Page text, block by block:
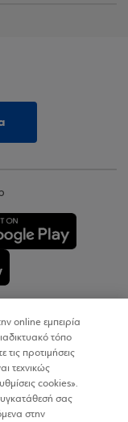
Τόπο
online εμπειρία
τόπο
τις προτιμήσεις
τεχνικώς
cookies».
σας
στην